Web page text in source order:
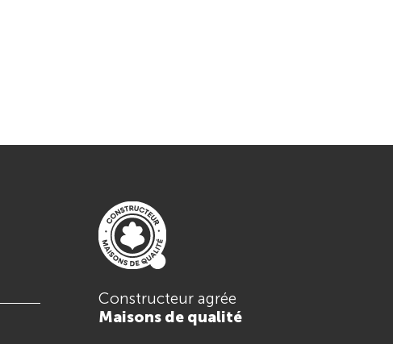
Constructeur agrée
Maisons de qualité